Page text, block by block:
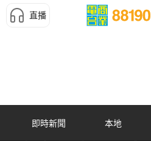
直播
即時新聞 本地